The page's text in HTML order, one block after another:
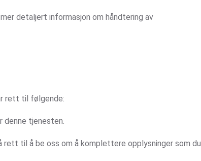
detaljert informasjon om håndtering av
rett til følgende:
denne tjenesten.
til å be oss om å komplettere opplysninger som du